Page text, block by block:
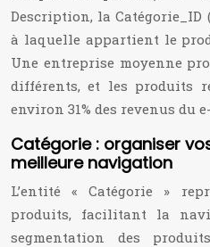
Description, la
à laquelle appartient le
Une entreprise moyenne
différents, et les produits
environ 31% des revenus du
Catégorie : organiser
meilleure navigation
L’entité « Catégorie »
produits, facilitant la
segmentation des